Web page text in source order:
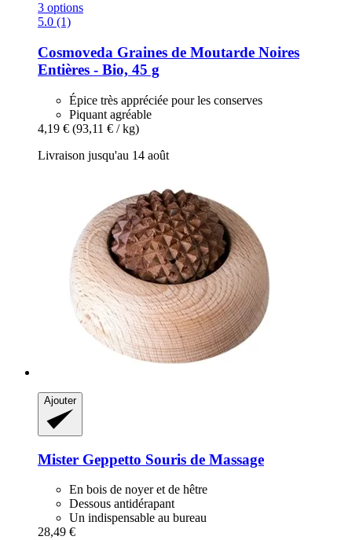
3 options
5.0 (1)
Cosmoveda Graines de Moutarde Noires
Entières -​ Bio, 45 g
Épice très appréciée pour les conserves
Piquant agréable
4,19 € (93,11 € / kg)
Livraison jusqu'au 14 août
Ajouter
Mister Geppetto Souris de Massage
En bois de noyer et de hêtre
Dessous antidérapant
Un indispensable au bureau
28,49 €